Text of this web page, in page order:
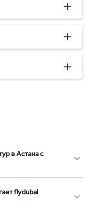
в Астана с
flydubai